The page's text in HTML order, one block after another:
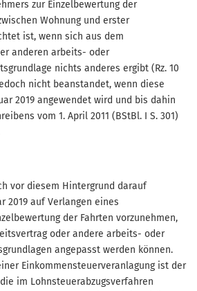
zur Einzelbewertung der
Wohnung und erster
ist, wenn sich aus dem
anderen arbeits- oder
nichts anderes ergibt (Rz. 10
nicht beanstandet, wenn diese
2019 angewendet wird und bis dahin
vom 1. April 2011 (BStBl. I S. 301)
vor diesem Hintergrund darauf
2019 auf Verlangen eines
der Fahrten vorzunehmen,
oder andere arbeits- oder
angepasst werden können.
Einkommensteuerveranlagung ist der
im Lohnsteuerabzugsverfahren